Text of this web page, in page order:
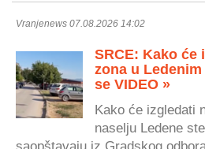
Vranjenews 07.08.2026 14:02
SRCE: Kako će
zona u
se VIDEO »
Kako će izgledati
naselju Ledene
saopštavaju iz Gradskog